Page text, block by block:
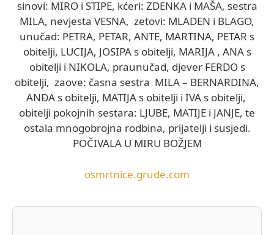
sinovi: MIRO i STIPE, kćeri: ZDENKA i MAŠA, sestra
MILA, nevjesta VESNA, zetovi: MLADEN i BLAGO,
unučad: PETRA, PETAR, ANTE, MARTINA, PETAR s
obitelji, LUCIJA, JOSIPA s obitelji, MARIJA , ANA s
obitelji i NIKOLA, praunučad, djever FERDO s
obitelji, zaove: časna sestra MILA – BERNARDINA,
ANĐA s obitelji, MATIJA s obitelji i IVA s obitelji,
obitelji pokojnih sestara: LJUBE, MATIJE i JANJE, te
ostala mnogobrojna rodbina, prijatelji i susjedi.
POČIVALA U MIRU BOŽJEM
osmrtnice.grude.com